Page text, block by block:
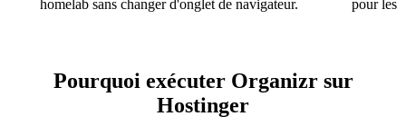
homelab sans changer d'onglet de navigateur.
pour les
Pourquoi exécuter Organizr sur
Hostinger